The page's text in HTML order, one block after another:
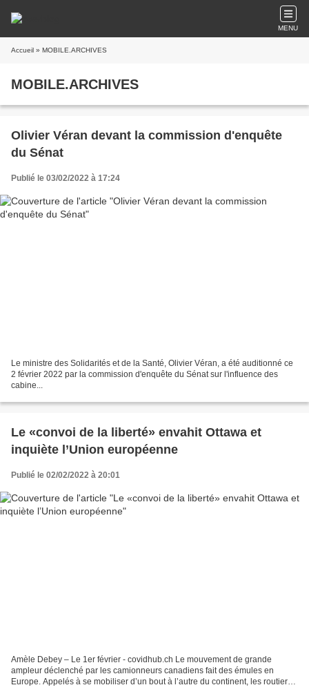
MENU
Accueil » MOBILE.ARCHIVES
MOBILE.ARCHIVES
Olivier Véran devant la commission d'enquête
du Sénat
Publié le 03/02/2022 à 17:24
Le ministre des Solidarités et de la Santé, Olivier Véran, a été auditionné ce
2 février 2022 par la commission d'enquête du Sénat sur l'influence des
cabine...
Le «convoi de la liberté» envahit Ottawa et
inquiète l’Union européenne
Publié le 02/02/2022 à 20:01
Amèle Debey – Le 1er février - covidhub.ch Le mouvement de grande
ampleur déclenché par les camionneurs canadiens fait des émules en
Europe. Appelés à se mobiliser d’un bout à l’autre du continent, les routiers